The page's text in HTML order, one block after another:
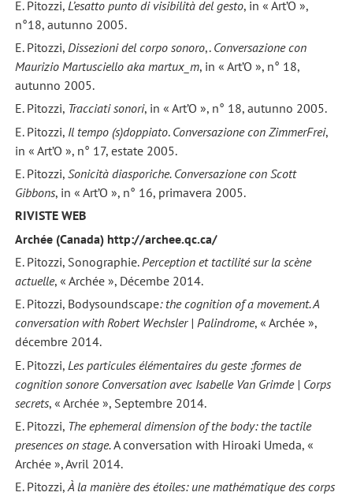
E. Pitozzi, L’esatto punto di visibilità del gesto, in « Art’O »,
n°18, autunno 2005.
E. Pitozzi, Dissezioni del corpo sonoro,. Conversazione con
Maurizio Martusciello aka martux­_m, in « Art’O », n° 18,
autunno 2005.
E. Pitozzi, Tracciati sonori, in « Art’O », n° 18, autunno 2005.
E. Pitozzi, Il tempo (s)doppiato. Conversazione con ZimmerFrei,
in « Art’O », n° 17, estate 2005.
E. Pitozzi, Sonicità diasporiche. Conversazione con Scott
Gibbons, in « Art’O », n° 16, primavera 2005.
RIVISTE WEB
Archée (Canada) http://archee.qc.ca/
E. Pitozzi, Sonographie. Perception et tactilité sur la scène
actuelle, « Archée », Décembe 2014.
E. Pitozzi, Bodysoundscape: the cognition of a movement. A
conversation with Robert Wechsler | Palindrome, « Archée »,
décembre 2014.
E. Pitozzi, Les particules élémentaires du geste :formes de
cognition sonore Conversation avec Isabelle Van Grimde | Corps
secrets, « Archée », Septembre 2014.
E. Pitozzi, The ephemeral dimension of the body: the tactile
presences on stage.A conversation with Hiroaki Umeda, «
Archée », Avril 2014.
E. Pitozzi,À la manière des étoiles: une mathématique des corps